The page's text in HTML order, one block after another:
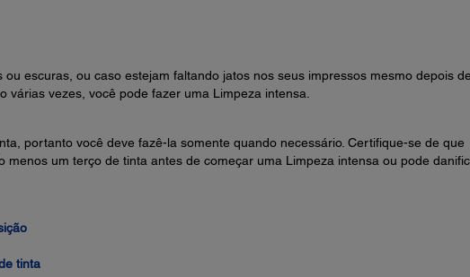
escuras, ou caso estejam faltando jatos nos seus impressos mesmo depois de
várias vezes, você pode fazer uma Limpeza intensa.
portanto você deve fazê-la somente quando necessário. Certifique-se de que
menos um terço de tinta antes de começar uma Limpeza intensa ou pode
tinta